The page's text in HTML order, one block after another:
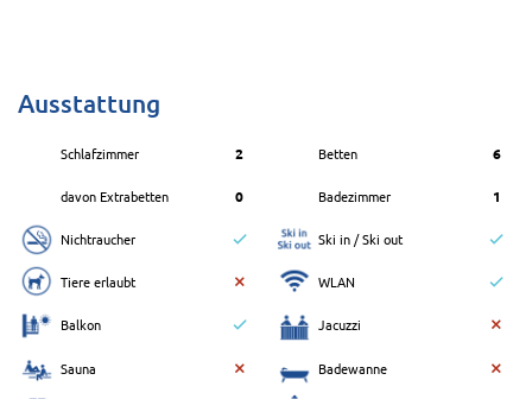
Ausstattung
Schlafzimmer 2 Betten 6
davon Extrabetten 0 Badezimmer 1
Nichtraucher Ski in / Ski out
Tiere erlaubt WLAN
Balkon Jacuzzi
Sauna Badewanne